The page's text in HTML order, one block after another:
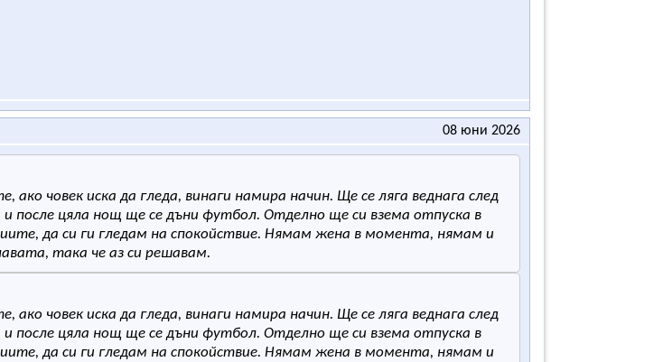
08 юни 2026
ако човек иска да гледа, винаги намира начин. Ще се ляга веднага след
и после цяла нощ ще се дъни футбол. Отделно ще си взема отпуска в
да си ги гледам на спокойствие. Нямам жена в момента, нямам и
така че аз си решавам.
ако човек иска да гледа, винаги намира начин. Ще се ляга веднага след
и после цяла нощ ще се дъни футбол. Отделно ще си взема отпуска в
да си ги гледам на спокойствие. Нямам жена в момента, нямам и